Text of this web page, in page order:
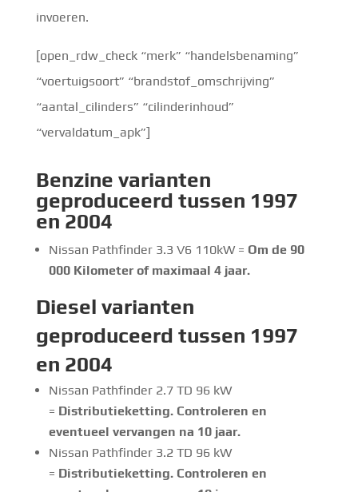
invoeren.
[open_rdw_check “merk” “handelsbenaming”
“voertuigsoort” “brandstof_omschrijving”
“aantal_cilinders” “cilinderinhoud”
“vervaldatum_apk”]
Benzine varianten
geproduceerd tussen 1997
en 2004
Nissan Pathfinder 3.3 V6 110kW = Om de 90
000 Kilometer of maximaal 4 jaar.
Diesel varianten
geproduceerd tussen 1997
en 2004
Nissan Pathfinder 2.7 TD 96 kW
= Distributieketting. Controleren en
eventueel vervangen na 10 jaar.
Nissan Pathfinder 3.2 TD 96 kW
= Distributieketting. Controleren en